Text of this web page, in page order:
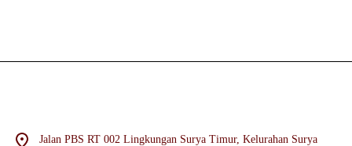
Jalan PBS RT 002 Lingkungan Surya Timur, Kelurahan Surya